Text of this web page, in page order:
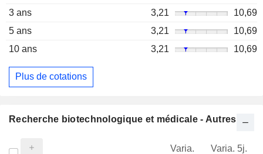
3 ans
3,21
10,69
5 ans
3,21
10,69
10 ans
3,21 10,69
Plus de cotations
Recherche biotechnologique et médicale - Autres
Varia. Varia. 5j.